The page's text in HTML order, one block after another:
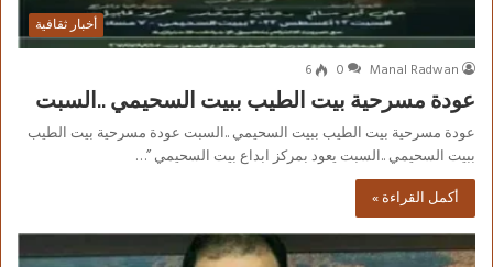
أخبار ثقافية
Manal Radwan
0
6
عودة مسرحية بيت الطيب ببيت السحيمي ..السبت
عودة مسرحية بيت الطيب ببيت السحيمي ..السبت عودة مسرحية بيت الطيب
ببيت السحيمي ..السبت يعود بمركز ابداع بيت السحيمي ”…
أكمل القراءة »